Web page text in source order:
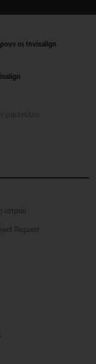
οι Invisalign
ιατρού
Request